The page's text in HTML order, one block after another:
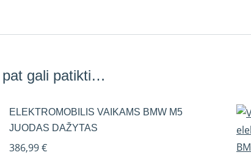
gali patikti…
ELEKTROMOBILIS VAIKAMS BMW M5
JUODAS DAŽYTAS
386,99€